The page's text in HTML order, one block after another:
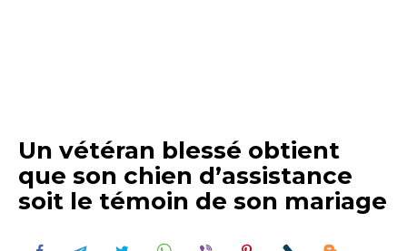
Un vétéran blessé obtient
que son chien d’assistance
soit le témoin de son mariage